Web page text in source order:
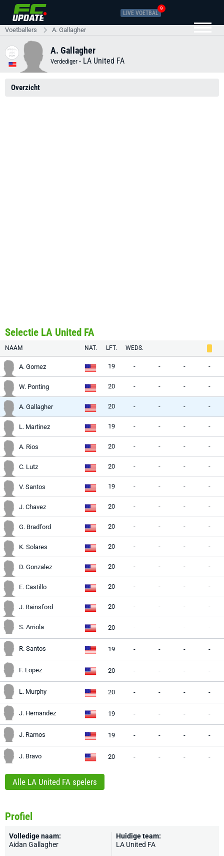
LIVE VOETBAL
9
Voetballers A. Gallagher
A. Gallagher
Verdediger - LA United FA
Overzicht
Selectie LA United FA
NAAM NAT. LFT. WEDS.
A. Gomez 19 - - - -
W. Ponting 20 - - - -
A. Gallagher 20 - - - -
L. Martinez 19 - - - -
A. Rios 20 - - - -
C. Lutz 20 - - - -
V. Santos 19 - - - -
J. Chavez 20 - - - -
G. Bradford 20 - - - -
K. Solares 20 - - - -
D. Gonzalez 20 - - - -
E. Castillo 20 - - - -
J. Rainsford 20 - - - -
S. Arriola 20 - - - -
R. Santos 19 - - - -
F. Lopez 20 - - - -
L. Murphy 20 - - - -
J. Hernandez 19 - - - -
J. Ramos 19 - - - -
J. Bravo 20 - - - -
Alle LA United FA spelers
Profiel
Volledige naam:
Aidan Gallagher
Huidige team:
LA United FA